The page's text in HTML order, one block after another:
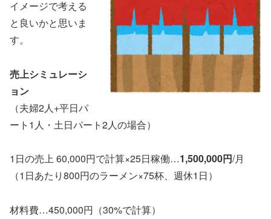
イメージで考える
と良いかと思いま
す。
売上シミュレーシ
ョン
（夫婦2人+平日パ
ート1人・土日パート2人の場合）
1日の売上 60,000円で計算×25日稼働…1,500,000円/月
（1日あたり800円のラーメン×75杯、週休1日）
材料費…450,000円（30%で計算）